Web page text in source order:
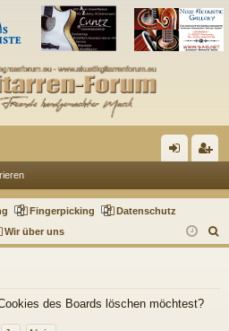
m ist
rie
Fingerpicking
Datenschutz
Wir über uns
u
des Boards löschen möchtest?